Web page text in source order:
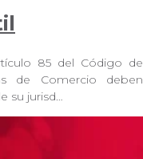
85 del Código de
de Comercio deben
su jurisd…